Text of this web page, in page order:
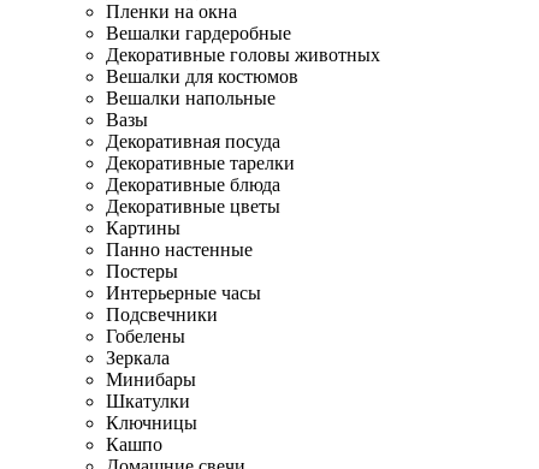
Пленки на окна
Вешалки гардеробные
Декоративные головы животных
Вешалки для костюмов
Вешалки напольные
Вазы
Декоративная посуда
Декоративные тарелки
Декоративные блюда
Декоративные цветы
Картины
Панно настенные
Постеры
Интерьерные часы
Подсвечники
Гобелены
Зеркала
Минибары
Шкатулки
Ключницы
Кашпо